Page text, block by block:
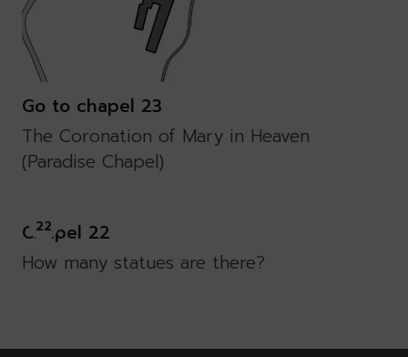
Go to chapel 23
The Coronation of Mary in Heaven
(Paradise Chapel)
22
Chapel 22
How many statues are there?